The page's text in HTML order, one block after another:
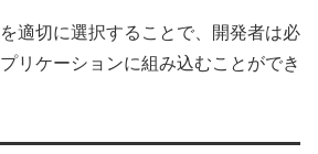
適切に選択することで、開発者は必
リケーションに組み込むことができ